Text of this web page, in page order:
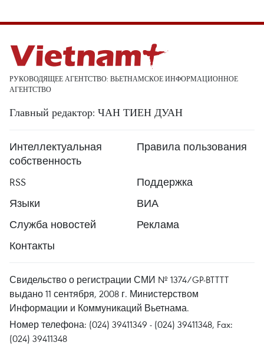
РУКОВОДЯЩЕЕ АГЕНТСТВО: ВЬЕТНАМСКОЕ ИНФОРМАЦИОННОЕ
АГЕНТСТВО
Главный редактор: ЧАН ТИЕН ДУАН
Интеллектуальная
собственность
Правила пользования
RSS
Поддержка
Языки
ВИА
Служба новостей
Реклама
Контакты
Свидельство о регистрации СМИ № 1374/GP-BTTTT
выдано 11 сентября, 2008 г. Министерством
Информации и Коммуникаций Вьетнама.
Номер телефона: (024) 39411349 - (024) 39411348, Fax:
(024) 39411348